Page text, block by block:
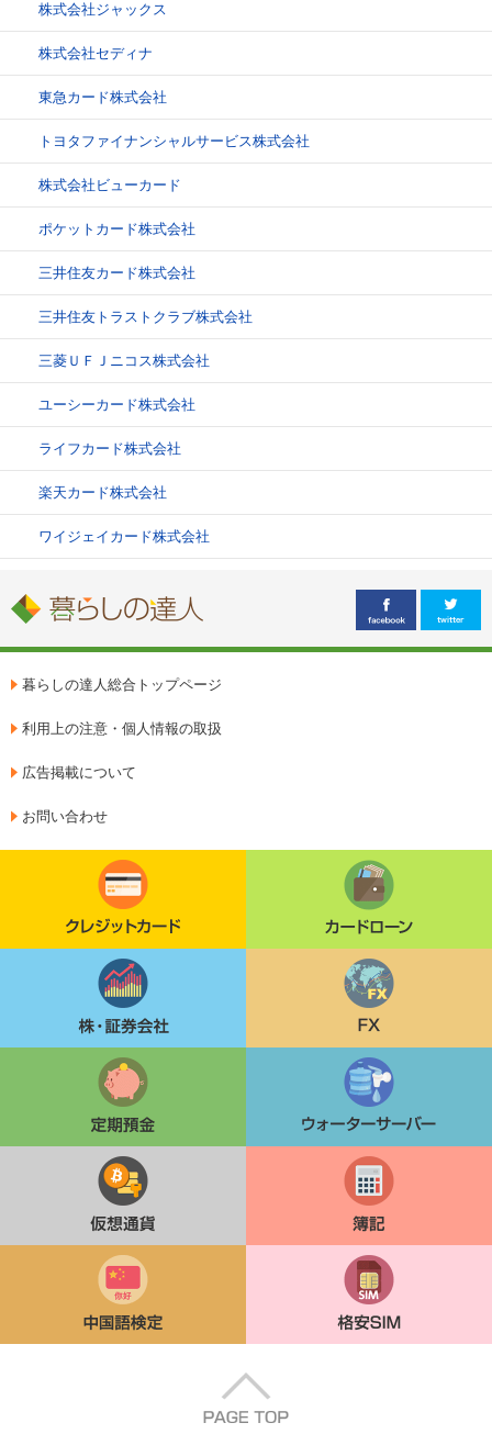
株式会社ジャックス
株式会社セディナ
東急カード株式会社
トヨタファイナンシャルサービス株式会社
株式会社ビューカード
ポケットカード株式会社
三井住友カード株式会社
三井住友トラストクラブ株式会社
三菱ＵＦＪニコス株式会社
ユーシーカード株式会社
ライフカード株式会社
楽天カード株式会社
ワイジェイカード株式会社
暮らしの達人総合トップページ
利用上の注意・個人情報の取扱
広告掲載について
お問い合わせ
クレジットカード カードローン
株・証券会社 FX
定期貯金 ウォーターサーバー
仮想通貨 簿記
中国語検定 格安SIM